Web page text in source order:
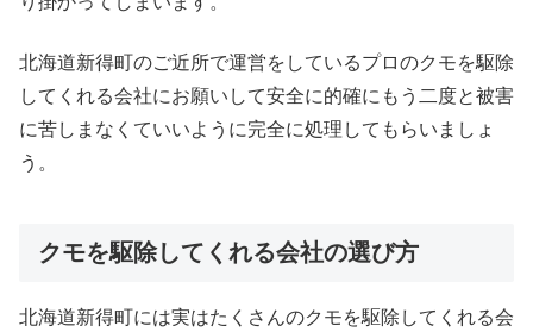
北海道新得町のご近所で運営をしているプロのクモを駆除
してくれる会社にお願いして安全に的確にもう二度と被害
に苦しまなくていいように完全に処理してもらいましょ
う。
クモを駆除してくれる会社の選び方
北海道新得町には実はたくさんのクモを駆除してくれる会